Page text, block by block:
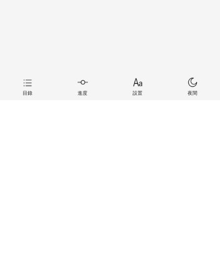
目錄 進度 設置 夜間